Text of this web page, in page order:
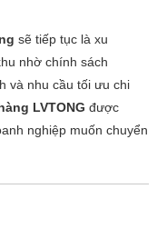
sẽ tiếp tục là xu
nhờ chính sách
và nhu cầu tối ưu chi
LVTONG được
nghiệp muốn chuyển